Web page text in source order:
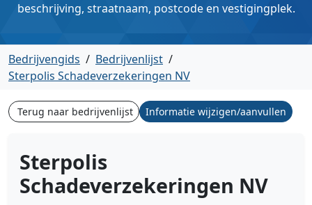
beschrijving, straatnaam, postcode en vestigingplek.
Bedrijvengids / Bedrijvenlijst /
Sterpolis Schadeverzekeringen NV
Terug naar bedrijvenlijst Informatie wijzigen/aanvullen
Sterpolis
Schadeverzekeringen NV